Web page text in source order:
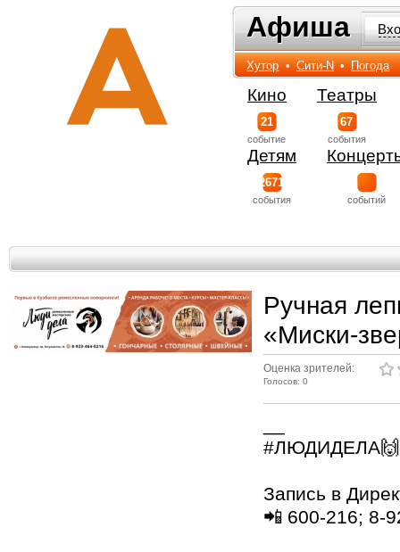
Афиша
Афиша
Хутор • Сити-N • Погода
Кино
21
событиe
Театры
67
события
Детям
2671
события событий
Ручная
«Миски-
Оценка зрителей:
Голосов: 0
Запись в
📲 600-216; 8-